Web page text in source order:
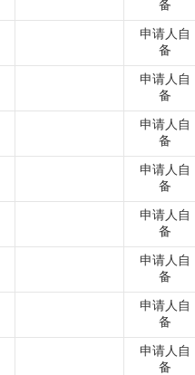
备
申请人自
备
申请人自
备
申请人自
备
申请人自
备
申请人自
备
申请人自
备
申请人自
备
申请人自
备